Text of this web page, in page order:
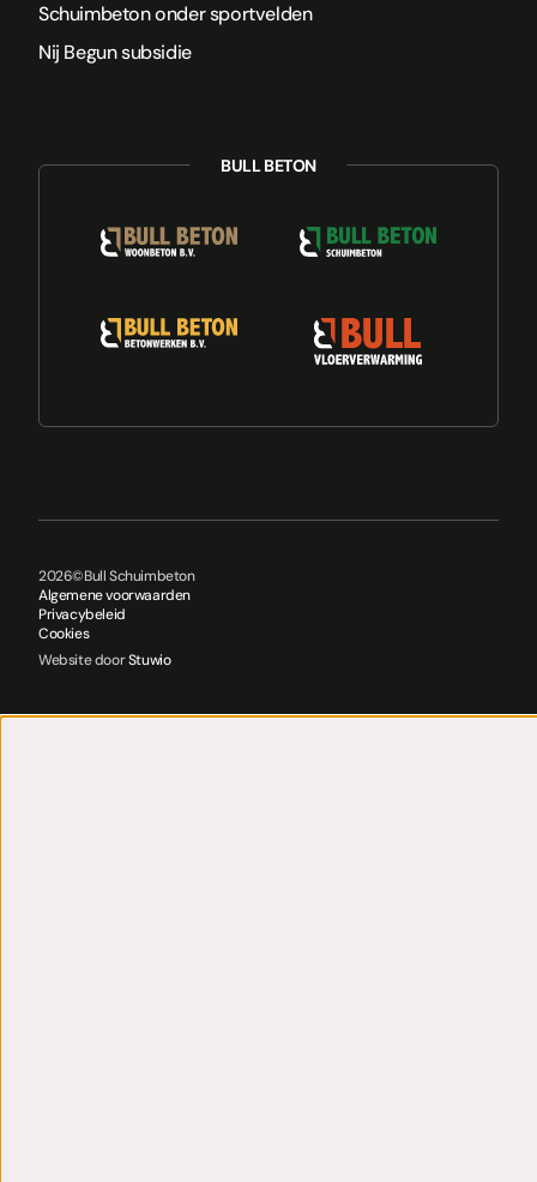
Schuimbeton onder sportvelden
Nij Begun subsidie
2026©Bull Schuimbeton
Algemene voorwaarden
Privacybeleid
Cookies
Website doorStuwio